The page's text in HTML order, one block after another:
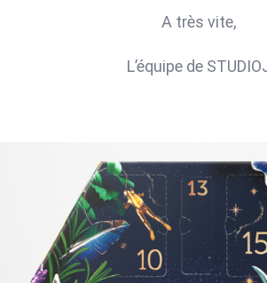
A très vite,
L’équipe de